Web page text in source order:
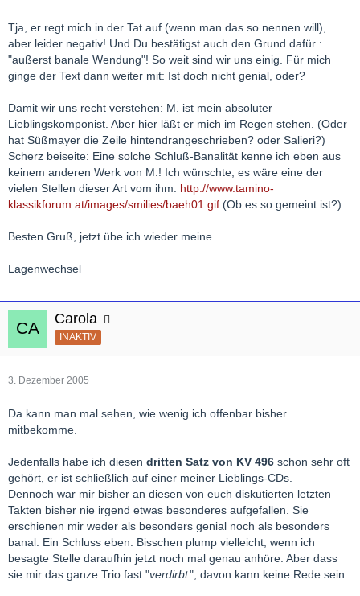
Tja, er regt mich in der Tat auf (wenn man das so nennen will),
aber leider negativ! Und Du bestätigst auch den Grund dafür :
"außerst banale Wendung"! So weit sind wir uns einig. Für mich
ginge der Text dann weiter mit: Ist doch nicht genial, oder?
Damit wir uns recht verstehen: M. ist mein absoluter
Lieblingskomponist. Aber hier läßt er mich im Regen stehen. (Oder
hat Süßmayer die Zeile hintendrangeschrieben? oder Salieri?)
Scherz beiseite: Eine solche Schluß-Banalität kenne ich eben aus
keinem anderen Werk von M.! Ich wünschte, es wäre eine der
vielen Stellen dieser Art vom ihm: http://www.tamino-
klassikforum.at/images/smilies/baeh01.gif (Ob es so gemeint ist?)
Besten Gruß, jetzt übe ich wieder meine
Lagenwechsel
Carola
INAKTIV
3. Dezember 2005
Da kann man mal sehen, wie wenig ich offenbar bisher
mitbekomme.
Jedenfalls habe ich diesen dritten Satz von KV 496 schon sehr oft
gehört, er ist schließlich auf einer meiner Lieblings-CDs.
Dennoch war mir bisher an diesen von euch diskutierten letzten
Takten bisher nie irgend etwas besonderes aufgefallen. Sie
erschienen mir weder als besonders genial noch als besonders
banal. Ein Schluss eben. Bisschen plump vielleicht, wenn ich
besagte Stelle daraufhin jetzt noch mal genau anhöre. Aber dass
sie mir das ganze Trio fast "verdirbt", davon kann keine Rede sein..